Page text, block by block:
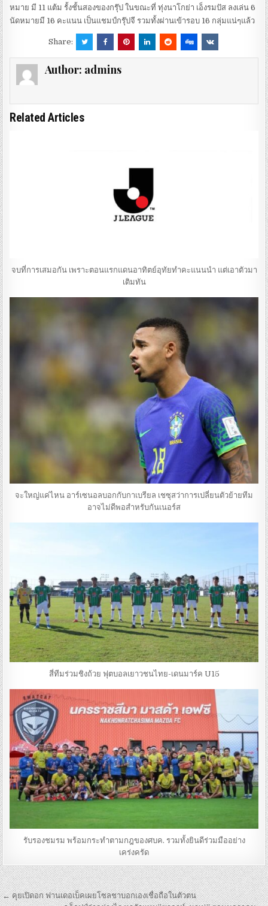
หมาย มี 11 แต้ม รั้งชั้นสองของกรุ๊ป ในขณะที่ ทุ่งนาโกย่า เอ็งรมปัส ลงเล่น 6
นัดหมายมี 16 คะแนน เป็นแชมป์กรุ๊ปจี รวมทั้งผ่านเข้ารอบ 16 กลุ่มแน่ๆแล้ว
Share:
Author: admins
Related Articles
จบที่การเสมอกัน เพราะตอนแรกแดนอาทิตย์อุทัยทำคะแนนนำ แต่เอาตัวมา
เติมทัน
จะใหญ่แค่ไหน อาร์เซนอลบอกกับกาเบรียล เชซุสว่าการเปลี่ยนตัวย้ายทีม
อาจไม่ดีพอสําหรับกันเนอร์ส
สี่ทีมร่วมชิงถ้วย ฟุตบอลเยาวชนไทย-เดนมาร์ค U15
รับรองชมรม พร้อมกระทำตามกฎของศบค. รวมทั้งยินดีร่วมมืออย่าง
เคร่งครัด
เมนู
← คุยเปิดอก ฟานเดอเบ็คเผยโซลชาบอกเองเชื่อถือในตัวตน